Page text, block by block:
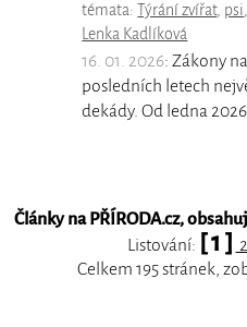
témata:Týrání zvířat, psi,
Lenka Kadlíková
16. 01. 2026: Zákony
posledních letech
dekády. Od ledna
Články na PŘÍRODA.cz,
Listování: [ 1 ] 2
Celkem 195 stránek,